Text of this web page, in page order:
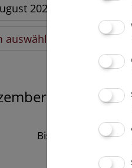
2026
auswählen
2019
Bisher keine